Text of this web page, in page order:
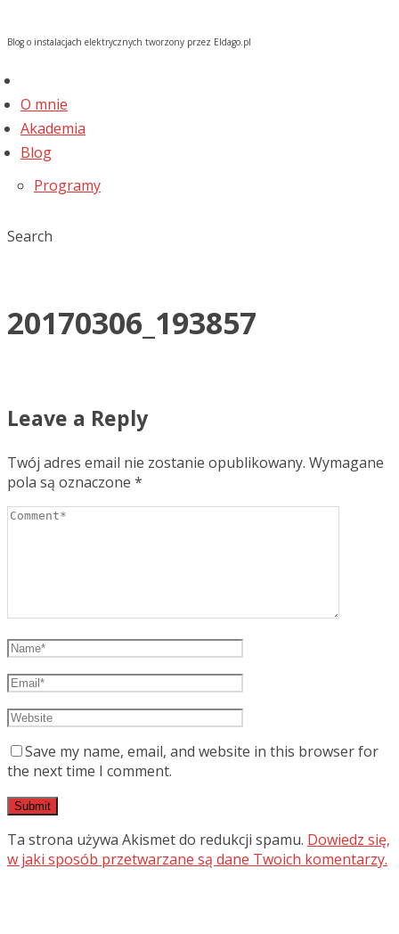
Blog o instalacjach elektrycznych tworzony przez Eldago.pl
O mnie
Akademia
Blog
Programy
Search
20170306_193857
Leave a Reply
Twój adres email nie zostanie opublikowany. Wymagane
pola są oznaczone *
Save my name, email, and website in this browser for
the next time I comment.
Ta strona używa Akismet do redukcji spamu. Dowiedz się,
w jaki sposób przetwarzane są dane Twoich komentarzy.